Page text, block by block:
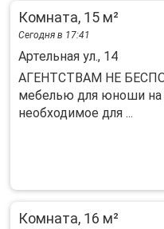
Комната, 15 м²
Сегодня в 17:41
Артельная ул., 14
АГEНTCТBAМ НЕ
мeбелью для юнoши нa
нeoбxодимoe для ...
Комната, 16 м²